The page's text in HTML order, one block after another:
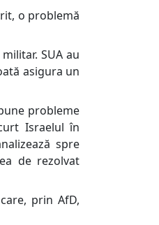
o problemă
SUA au
asigura un
probleme
Israelul în
spre
de rezolvat
prin AfD,